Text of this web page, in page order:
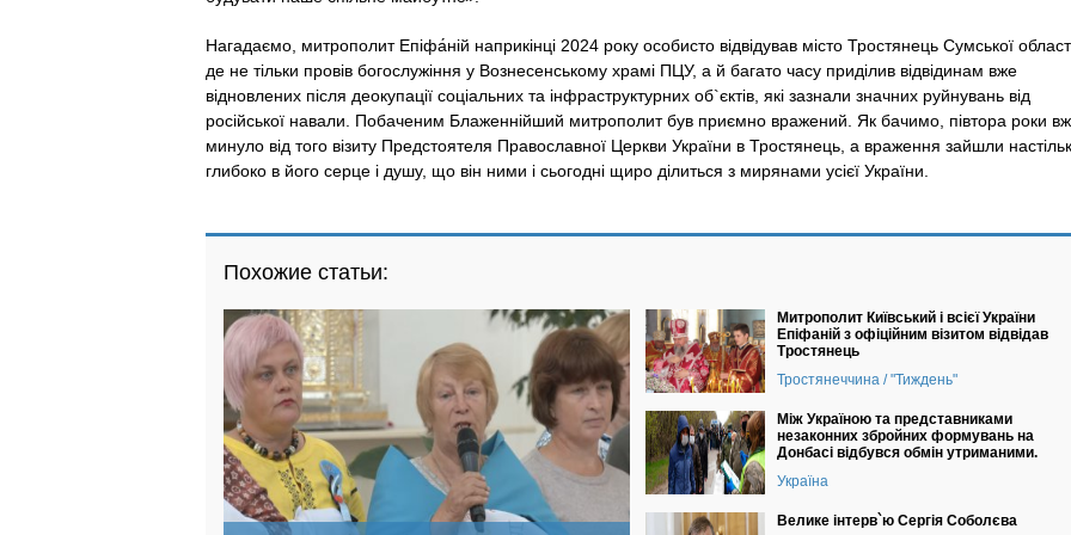
Нагадаємо, митрополит Епіфа́ній наприкінці 2024 року особисто відвідував місто Тростянець Сумської
де не тільки провів богослужіння у Вознесенському храмі ПЦУ, а й багато часу приділив відвідинам вже
відновлених після деокупації cоціальних та інфраструктурних об`єктів, які зазнали значних руйнувань від
російської навали. Побаченим Блаженнійший митрополит був приємно вражений. Як бачимо, півтора роки
минуло від того візиту Предстоятеля Православної Церкви України в Тростянець, а враження зайшли
глибоко в його серце і душу, що він ними і сьогодні щиро ділиться з мирянами усієї України.
Похожие статьи:
Митрополит Київський і всієї України
Епіфаній з офіційним візитом відвідав
Тростянець
Тростянеччина / "Тиждень"
Між Україною та представниками
незаконних збройних формувань на
Донбасі відбувся обмін утриманими.
Україна
Велике інтерв`ю Сергія Соболєва